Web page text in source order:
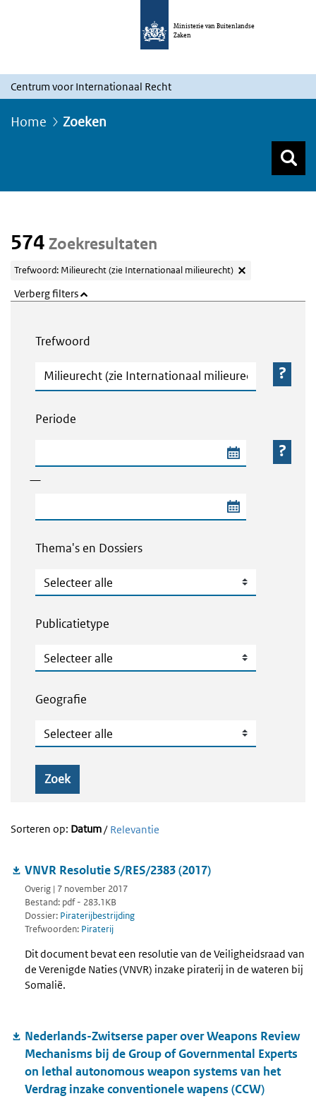
Ministerie van Buitenlandse
Zaken
Centrum voor Internationaal Recht
Home Zoeken
574 Zoekresultaten
Trefwoord: Milieurecht (zie Internationaal milieurecht)
Verberg filters
Trefwoord
Trefwoord
Periode
—
Thema's en Dossiers
Thema's en Dossiers
Publicatietype
Publicatietype
Geografie
Geografie
Zoek
Sorteren op: Datum/ Relevantie
VNVR Resolutie S/RES/2383 (2017)
Overig | 7 november 2017
Bestand: pdf - 283.1KB
Dossier: Piraterijbestrijding
Trefwoorden: Piraterij
Dit document bevat een resolutie van de Veiligheidsraad van
de Verenigde Naties (VNVR) inzake piraterij in de wateren bij
Somalië.
Nederlands-Zwitserse paper over Weapons Review
Mechanisms bij de Group of Governmental Experts
on lethal autonomous weapon systems van het
Verdrag inzake conventionele wapens (CCW)